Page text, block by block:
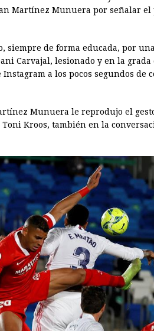
i
n
y
n
k
Martínez Munuera por señalar
siempre de forma educada, por
Carvajal, lesionado y en la grada
a los pocos segundos de
Munuera le reprodujo el
Kroos, también en la